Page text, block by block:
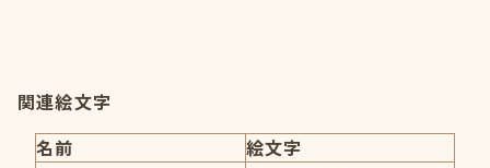
関連絵文字
名前
絵文字